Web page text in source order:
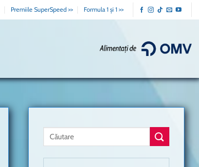
Premiile SuperSpeed >> Formula 1 și 1 >>